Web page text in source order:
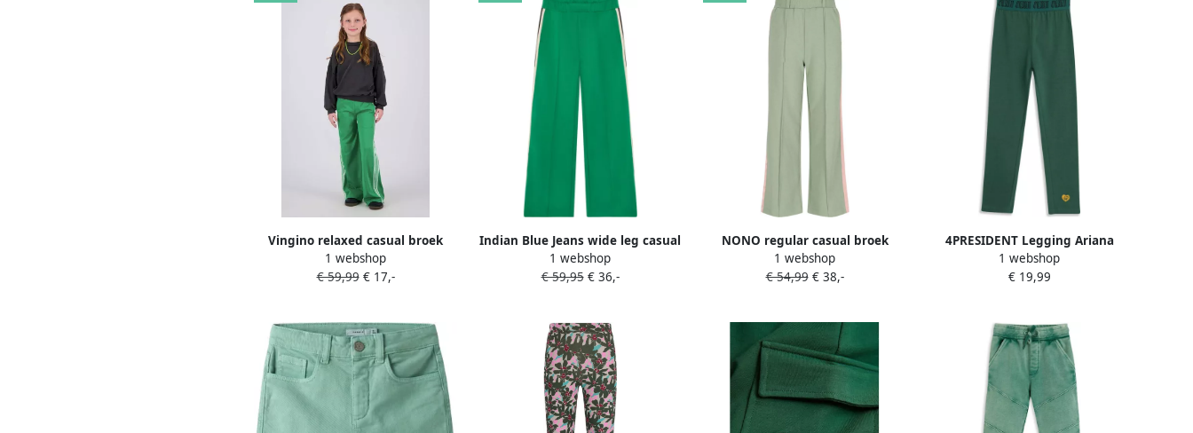
Vingino relaxed casual broek
groen
1 webshop
€ 59,99€ 17,-
Indian Blue Jeans wide leg casual
broek groen
1 webshop
€ 59,95€ 36,-
NONO regular casual broek
groen
1 webshop
€ 54,99€ 38,-
4PRESIDENT Legging Ariana
Green
1 webshop
€ 19,99